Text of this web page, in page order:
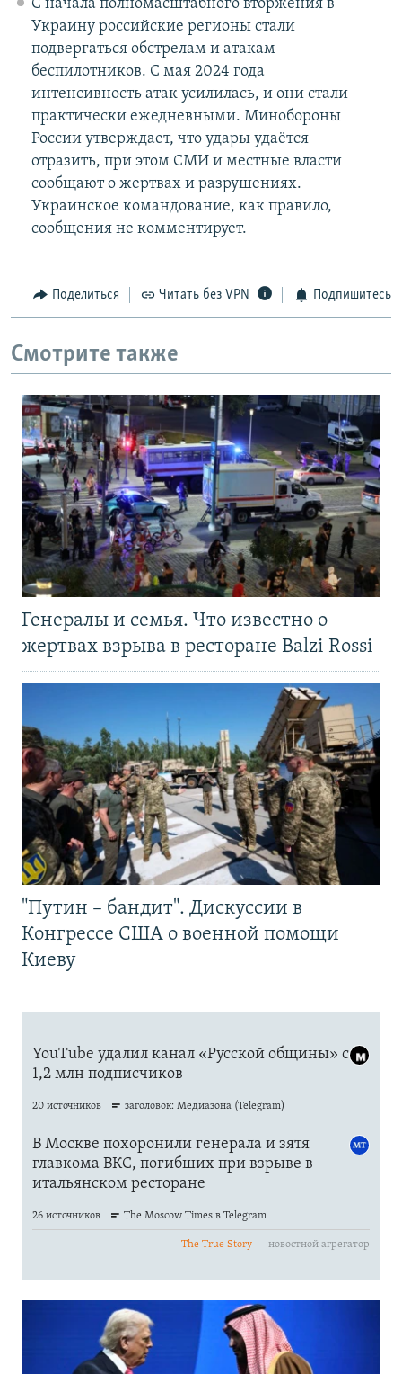
С начала полномасштабного вторжения в
Украину российские регионы стали
подвергаться обстрелам и атакам
беспилотников. С мая 2024 года
интенсивность атак усилилась, и они стали
практически ежедневными. Минобороны
России утверждает, что удары удаётся
отразить, при этом СМИ и местные власти
сообщают о жертвах и разрушениях.
Украинское командование, как правило,
сообщения не комментирует.
Поделиться Читать без VPN Подпишитесь
Смотрите также
Генералы и семья. Что известно о
жертвах взрыва в ресторане Balzi Rossi
"Путин – бандит". Дискуссии в
Конгрессе США о военной помощи
Киеву